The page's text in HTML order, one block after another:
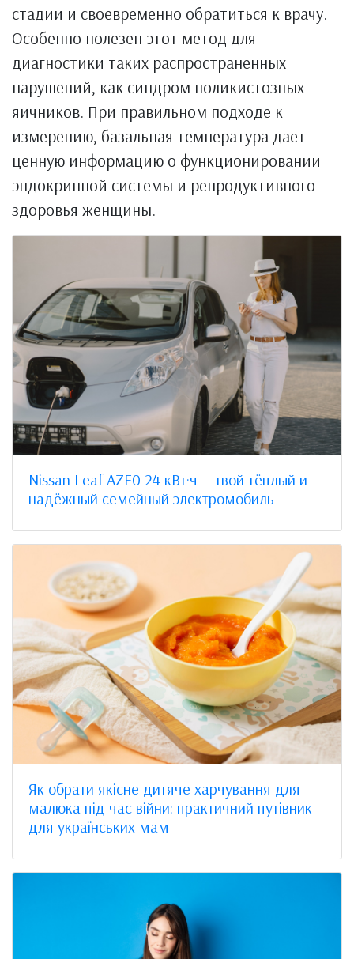
стадии и своевременно обратиться к врачу.
Особенно полезен этот метод для
диагностики таких распространенных
нарушений, как синдром поликистозных
яичников. При правильном подходе к
измерению, базальная температура дает
ценную информацию о функционировании
эндокринной системы и репродуктивного
здоровья женщины.
Nissan Leaf AZE0 24 кВт·ч — твой тёплый и
надёжный семейный электромобиль
Як обрати якісне дитяче харчування для
малюка під час війни: практичний путівник
для українських мам